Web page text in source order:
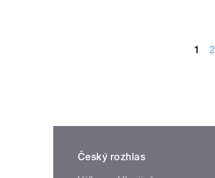
1 2
Český rozhlas